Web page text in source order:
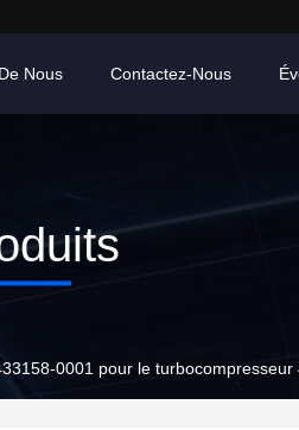
Nous Contactez-Nous
0001 pour le turbocompresseur